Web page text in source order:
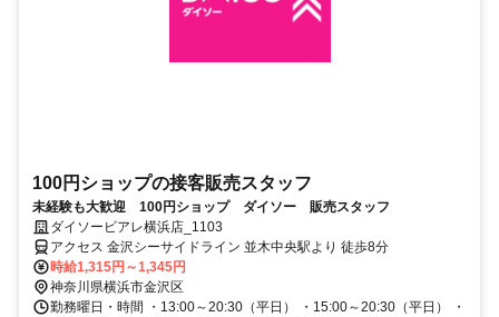
100円ショップの接客販売スタッフ
未経験も大歓迎 100円ショップ ダイソー 販売スタッフ
ダイソービアレ横浜店_1103
アクセス 金沢シーサイドライン 並木中央駅より 徒歩8分
時給1,315円～1,345円
神奈川県横浜市金沢区
勤務曜日・時間 ・13:00～20:30（平日） ・15:00～20:30（平日） ・